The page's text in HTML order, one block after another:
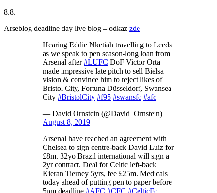
8.8.
Arseblog deadline day live blog – odkaz zde
Hearing Eddie Nketiah travelling to Leeds
as we speak to pen season-long loan from
Arsenal after#LUFC DoF Victor Orta
made impressive late pitch to sell Bielsa
vision & convince him to reject likes of
Bristol City, Fortuna Düsseldorf, Swansea
City #BristolCity #f95 #swansfc #afc
— David Ornstein (@David_Ornstein)
August 8, 2019
Arsenal have reached an agreement with
Chelsea to sign centre-back David Luiz for
£8m. 32yo Brazil international will sign a
2yr contract. Deal for Celtic left-back
Kieran Tierney 5yrs, fee £25m. Medicals
today ahead of putting pen to paper before
5pm deadline #AFC #CFC #CelticFc